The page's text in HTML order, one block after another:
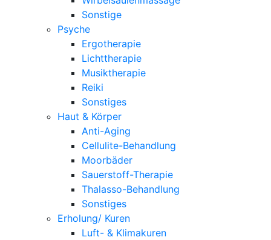
Sonstige
Psyche
Ergotherapie
Lichttherapie
Musiktherapie
Reiki
Sonstiges
Haut & Körper
Anti-Aging
Cellulite-Behandlung
Moorbäder
Sauerstoff-Therapie
Thalasso-Behandlung
Sonstiges
Erholung/ Kuren
Luft- & Klimakuren